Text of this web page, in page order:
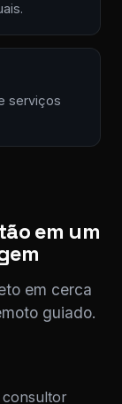
serviços
em um
em cerca
guiado.
consultor